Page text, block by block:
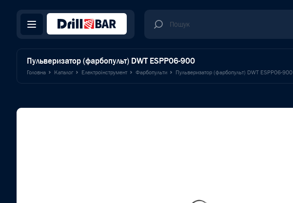
Пульверизатор (фарбопульт) DWT ESPP06-900
Головна Каталог Електроінструмент Фарбопульти Пульверизатор (фарбопульт) DWT ESPP06-900